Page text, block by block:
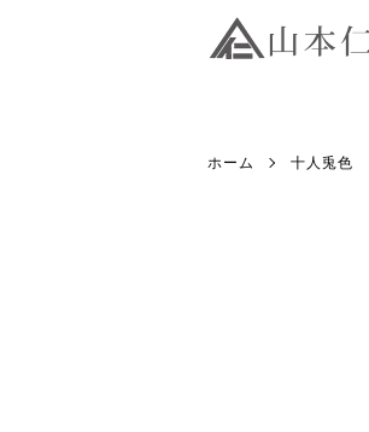
ホーム 十人兎色